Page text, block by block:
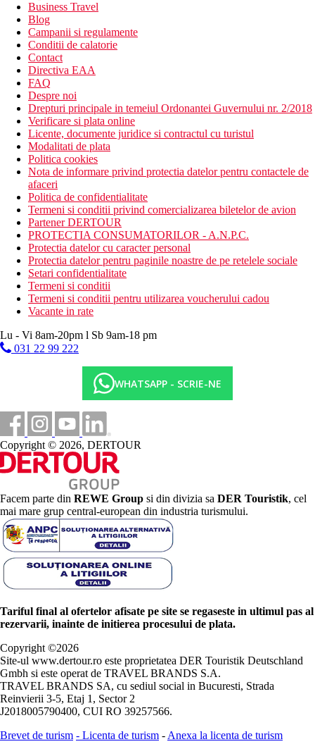
Business Travel
Blog
Campanii si regulamente
Conditii de calatorie
Contact
Directiva EAA
FAQ
Despre noi
Drepturi principale in temeiul Ordonantei Guvernului nr. 2/2018
Verificare si plata online
Licente, documente juridice si contractul cu turistul
Modalitati de plata
Politica cookies
Nota de informare privind protectia datelor pentru contactele de
afaceri
Politica de confidentialitate
Termeni si conditii privind comercializarea biletelor de avion
Partener DERTOUR
PROTECTIA CONSUMATORILOR - A.N.P.C.
Protectia datelor cu caracter personal
Protectia datelor pentru paginile noastre de pe retelele sociale
Setari confidentialitate
Termeni si conditii
Termeni si conditii pentru utilizarea voucherului cadou
Vacante in rate
Lu - Vi 8am-20pm l Sb 9am-18 pm
031 22 99 222
WHATSAPP - SCRIE-NE
Copyright © 2026, DERTOUR
Facem parte din REWE Group si din divizia sa DER Touristik, cel
mai mare grup central-european din industria turismului.
Tariful final al ofertelor afisate pe site se regaseste in ultimul pas al
rezervarii, inainte de initierea procesului de plata.
Copyright ©2026
Site-ul www.dertour.ro este proprietatea DER Touristik Deutschland
Gmbh si este operat de TRAVEL BRANDS S.A.
TRAVEL BRANDS SA, cu sediul social in Bucuresti, Strada
Reinvierii 3-5, Etaj 1, Sector 2
J2018005790400, CUI RO 39257566.
Brevet de turism - Licenta de turism - Anexa la licenta de turism